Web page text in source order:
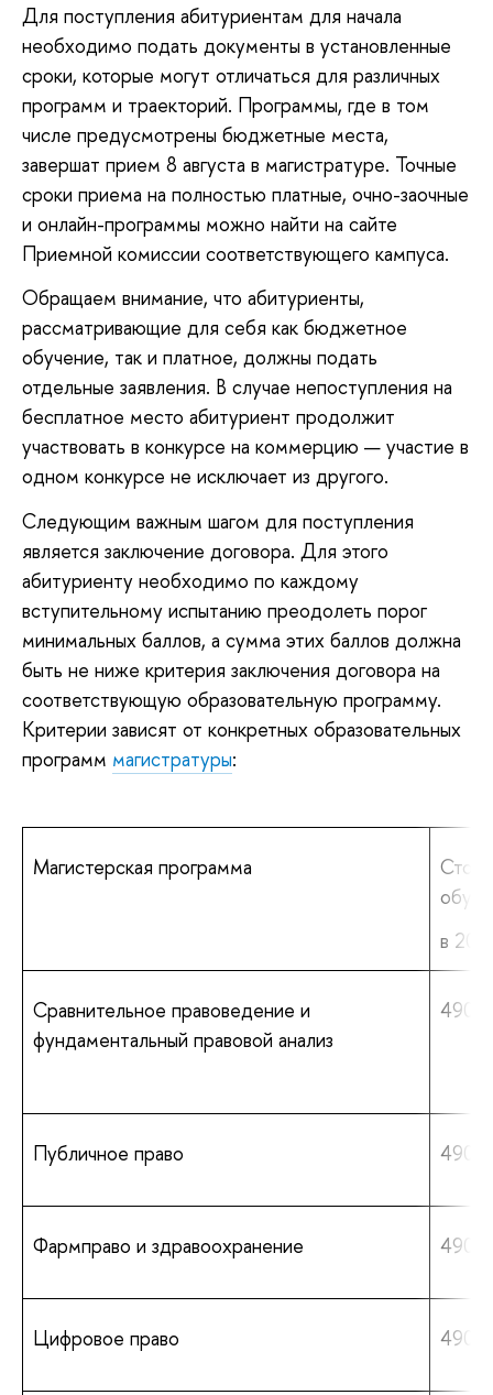
Для поступления абитуриентам для начала
необходимо подать документы в установленные
сроки, которые могут отличаться для различных
программ и траекторий. Программы, где в том
числе предусмотрены бюджетные места,
завершат прием 8 августа в магистратуре. Точные
сроки приема на полностью платные, очно-заочные
и онлайн-программы можно найти на сайте
Приемной комиссии соответствующего кампуса.
Обращаем внимание, что абитуриенты,
рассматривающие для себя как бюджетное
обучение, так и платное, должны подать
отдельные заявления. В случае непоступления на
бесплатное место абитуриент продолжит
участвовать в конкурсе на коммерцию — участие в
одном конкурсе не исключает из другого.
Следующим важным шагом для поступления
является заключение договора. Для этого
абитуриенту необходимо по каждому
вступительному испытанию преодолеть порог
минимальных баллов, а сумма этих баллов должна
быть не ниже критерия заключения договора на
соответствующую образовательную программу.
Критерии зависят от конкретных образовательных
программ магистратуры:
Магистерская программа
в
Сравнительное правоведение и
фундаментальный правовой анализ
490
Публичное право 490
Фармправо и здравоохранение 490
Цифровое право 490